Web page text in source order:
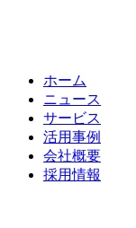
ホーム
ニュース
サービス
活用事例
会社概要
採用情報